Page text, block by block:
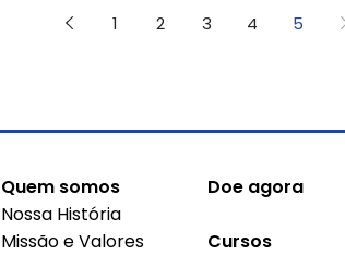
1 2 3 4 5
Quem somos
Nossa História
Missão e Valores
Doe agora
Cursos